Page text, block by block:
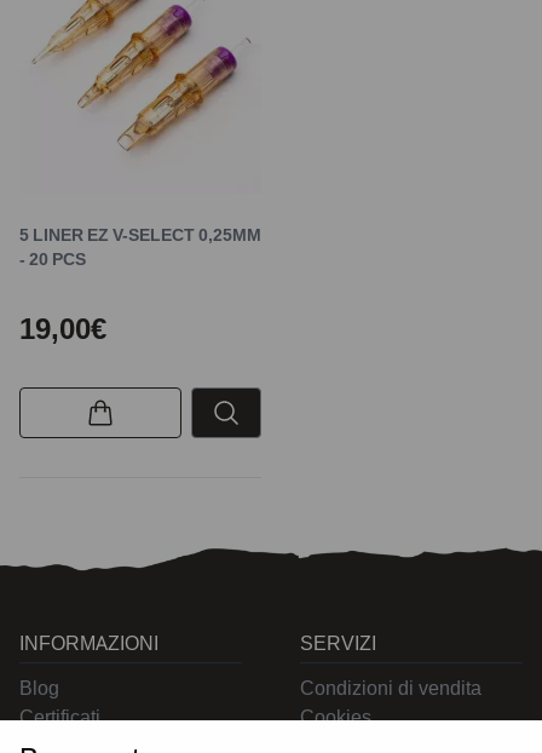
5 LINER EZ V-SELECT 0,25MM
- 20 PCS
19,00€
INFORMAZIONI
Blog
Certificati
Contatti
SERVIZI
Condizioni di vendita
Cookies